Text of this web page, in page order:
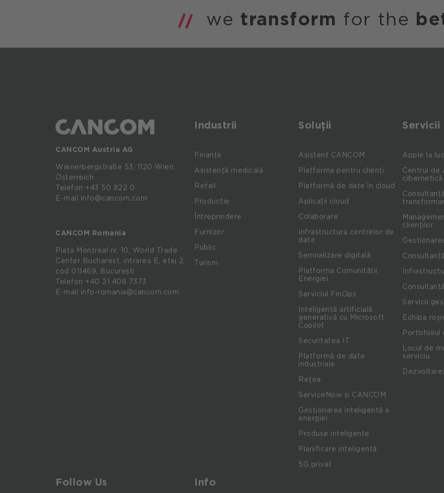
we transform for the
CANCOM Austria AG
Wienerbergstraße 53, 1120 Wien,
Österreich
Telefon +43 50 822 0
E-mail info@cancom.com
CANCOM Romania
Piața Montreal nr. 10, World Trade
Center Bucharest, intrarea E, etaj 2,
cod 011469, București
Telefon +40 21 408 7373
E-mail info-romania@cancom.com
Industrii
Finanțe
Asistență medicală
Retail
Producție
Întreprindere
Furnizor
Public
Turism
Soluții
Asistent CANCOM
Platforma pentru clienți
Platformă de date în cloud
Aplicații cloud
Colaborare
Infrastructura centrelor de
date
Semnalizare digitală
Platforma Comunității
Energiei
Serviciul FinOps
Inteligență artificială
generativă cu Microsoft
Copilot
Securitatea IT
Platformă de date
industriale
Rețea
ServiceNow și CANCOM
Gestionarea inteligentă a
energiei
Produse inteligente
Planificare inteligentă
5G privat
Servicii
Apple la
Centrul de
cibernetică
clienților
Servicii
Echipa
Portofoliul
Locul de
serviciu
Follow Us Info